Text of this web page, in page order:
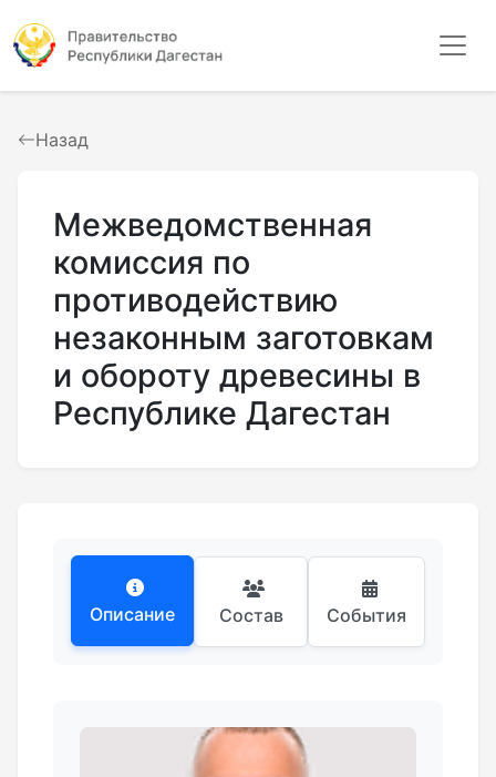
Назад
Межведомственная
комиссия по
противодействию
незаконным заготовкам
и обороту древесины в
Республике Дагестан
Описание Состав События